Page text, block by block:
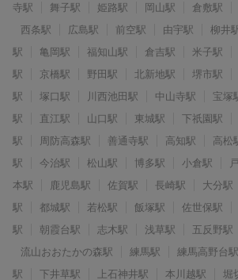
寺駅
舞子駅 姫路駅 岡山駅 倉敷駅
西条駅
広島駅 前空駅 由宇駅 柳井
駅
亀岡駅 福知山駅 倉吉駅 米子駅
駅
京橋駅 野田駅 北新地駅 堺市駅
駅
塚口駅 川西池田駅 中山寺駅 宝塚
駅
直江駅 山口駅 東城駅 下祇園駅
駅
周防高森駅 善通寺駅 高知駅 高松
駅
今治駅 松山駅 博多駅 小倉駅
本駅
鹿児島駅 佐賀駅 長崎駅 大分駅
駅
都城駅 若松駅 飯塚駅 佐世保駅
駅
朝霞台駅 志木駅 浅草駅 五反野駅
流山おおたかの森駅
練馬駅 練馬高野台駅
駅
下井草駅 上石神井駅 本川越駅 堀